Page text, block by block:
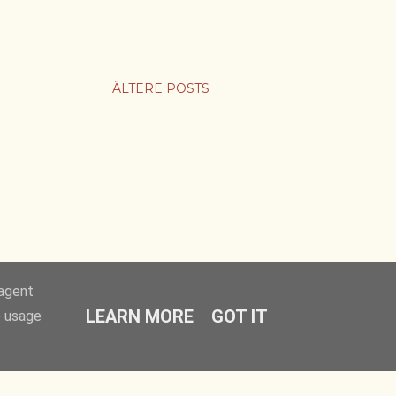
ÄLTERE POSTS
LEARN MORE GOT IT